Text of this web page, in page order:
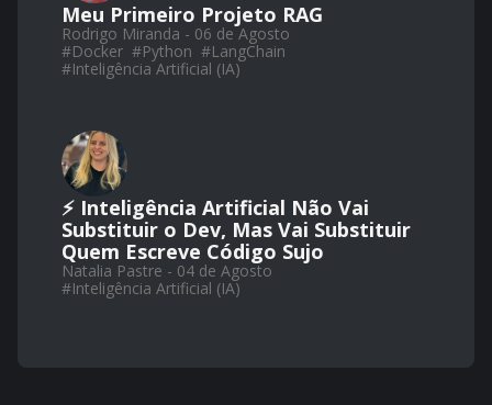
Meu Primeiro Projeto RAG
Rodrigo Miranda - 06 de Agosto
#Docker #Python #LangChain
#Inteligência Artificial (IA)
⚡ Inteligência Artificial Não Vai
Substituir o Dev, Mas Vai Substituir
Quem Escreve Código Sujo
Natalia Pastre - 04 de Agosto
#Inteligência Artificial (IA)